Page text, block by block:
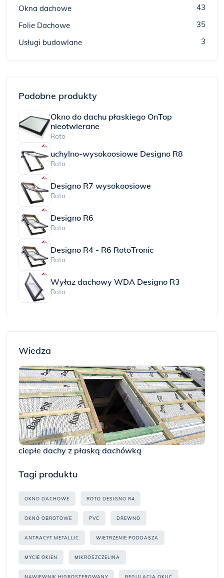
Okna dachowe
43
Folie Dachowe
35
Usługi budowlane
3
Podobne produkty
Okno do dachu płaskiego OnTop
nieotwierane
Roto
uchylno-wysokoosiowe Designo R8
Roto
Designo R7 wysokoosiowe
Roto
Designo R6
Roto
Designo R4 - R6 RotoTronic
Roto
Wyłaz dachowy WDA Designo R3
Roto
Wiedza
ciepłe dachy z płaską dachówką
Tagi produktu
OKNO DACHOWE ROTO DESIGNO R4
OKNO OBROTOWE PVC DREWNO
ANTRACYT METALLIC WIETRZENIE PODDASZA
MYCIE OKIEN MIKROSZCZELINA
NAWIEWNIK HIGROSTEROWANY REGULACJA OKUĆ